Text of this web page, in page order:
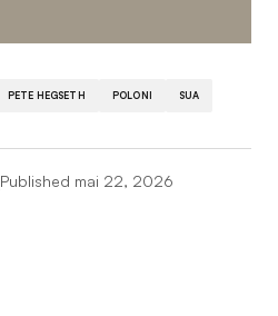
PETE HEGSETH POLONI SUA
Published mai 22, 2026